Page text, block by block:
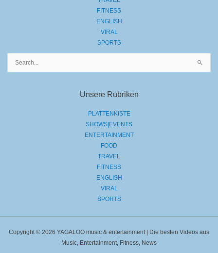
FITNESS
ENGLISH
VIRAL
SPORTS
Unsere Rubriken
PLATTENKISTE
SHOWS|EVENTS
ENTERTAINMENT
FOOD
TRAVEL
FITNESS
ENGLISH
VIRAL
SPORTS
Copyright © 2026 YAGALOO music & entertainment | Die besten Videos aus
Music, Entertainment, Fitness, News